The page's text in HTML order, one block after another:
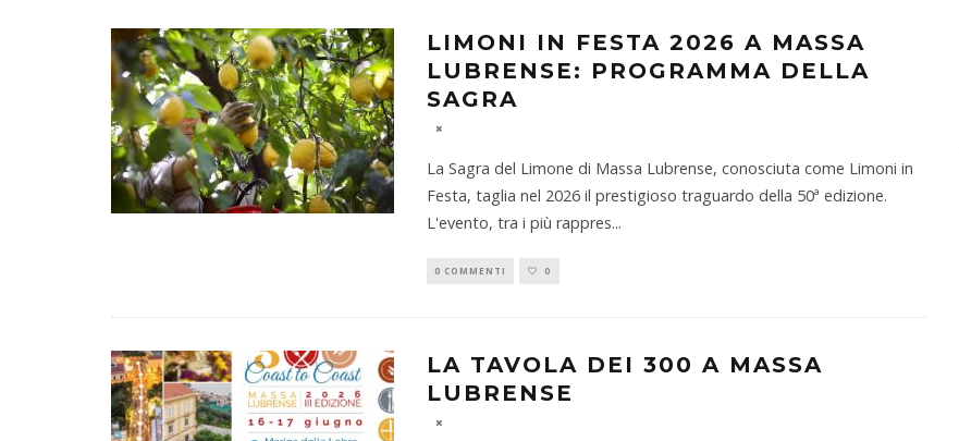
LIMONI IN FESTA 2026 A MASSA
LUBRENSE: PROGRAMMA DELLA
SAGRA
La Sagra del Limone di Massa Lubrense, conosciuta come Limoni in
Festa, taglia nel 2026 il prestigioso traguardo della 50ª edizione.
L'evento, tra i più rappres...
0 COMMENTI 0
LA TAVOLA DEI 300 A MASSA
LUBRENSE